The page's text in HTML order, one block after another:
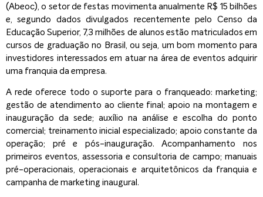
(Abeoc), o setor de festas movimenta anualmente R$ 15 bilhões
e, segundo dados divulgados recentemente pelo Censo da
Educação Superior, 7,3 milhões de alunos estão matriculados em
cursos de graduação no Brasil, ou seja, um bom momento para
investidores interessados em atuar na área de eventos adquirir
uma franquia da empresa.
A rede oferece todo o suporte para o franqueado: marketing;
gestão de atendimento ao cliente final; apoio na montagem e
inauguração da sede; auxílio na análise e escolha do ponto
comercial; treinamento inicial especializado; apoio constante da
operação; pré e pós-inauguração. Acompanhamento nos
primeiros eventos, assessoria e consultoria de campo; manuais
pré-operacionais, operacionais e arquitetônicos da franquia e
campanha de marketing inaugural.